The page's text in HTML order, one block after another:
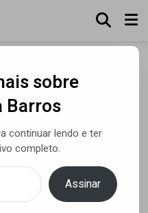
de
diante
sobre
Barros
continuar lendo e ter
completo.
Assinar